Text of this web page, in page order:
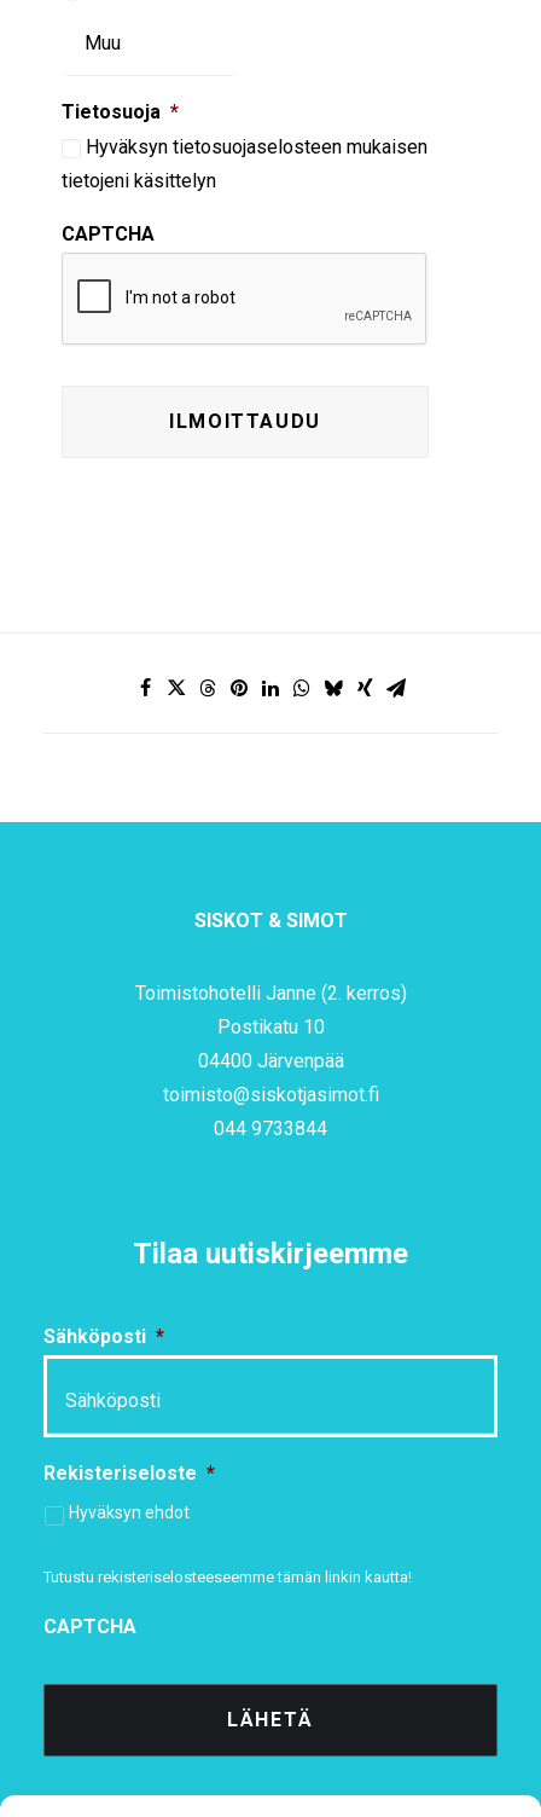
Tietosuoja *
Hyväksyn tietosuojaselosteen mukaisen
tietojeni käsittelyn
CAPTCHA
SISKOT & SIMOT
Toimistohotelli Janne (2. kerros)
Postikatu 10
04400 Järvenpää
toimisto@siskotjasimot.fi
044 9733844
Tilaa uutiskirjeemme
Sähköposti *
Rekisteriseloste *
Hyväksyn ehdot
Tutustu rekisteriselosteeseemmetämän linkin kautta!
CAPTCHA